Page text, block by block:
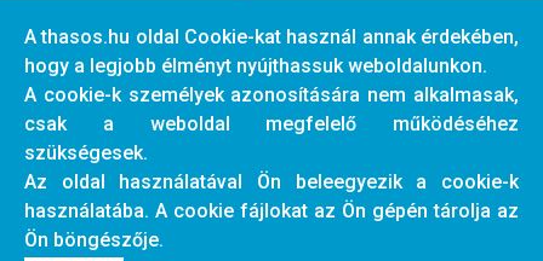
Előző cikk: Fókaszámlálás
Előző Következő cikk:
Következő
© 2026 thasos.hu. Designed By
A thasos.hu oldal Cookie-kat használ annak érdekében,
hogy a legjobb élményt nyújthassuk weboldalunkon.
A cookie-k személyek azonosítására nem alkalmasak,
csak a weboldal megfelelő működéséhez
szükségesek.
Az oldal használatával Ön beleegyezik a cookie-k
használatába. A cookie fájlokat az Ön gépén tárolja az
Ön böngészője.